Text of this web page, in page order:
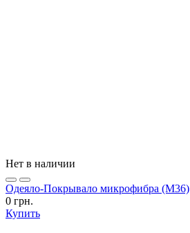
Нет в наличии
Одеяло-Покрывало микрофибра (М36)
0 грн.
Купить